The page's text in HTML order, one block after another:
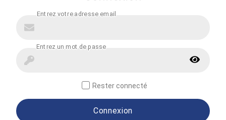
Rester connecté
Connexion